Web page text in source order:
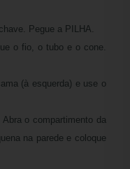
Pegue a PILHA.
o fio, o tubo e o cone.
(à esquerda) e use o
o compartimento da
na parede e coloque